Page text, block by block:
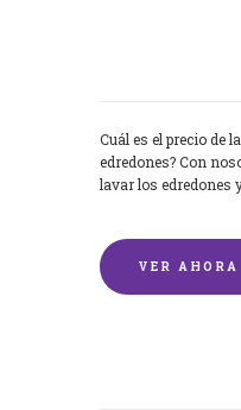
Cuál es el precio de
edredones? Con
lavar los edredones
VER AHORA